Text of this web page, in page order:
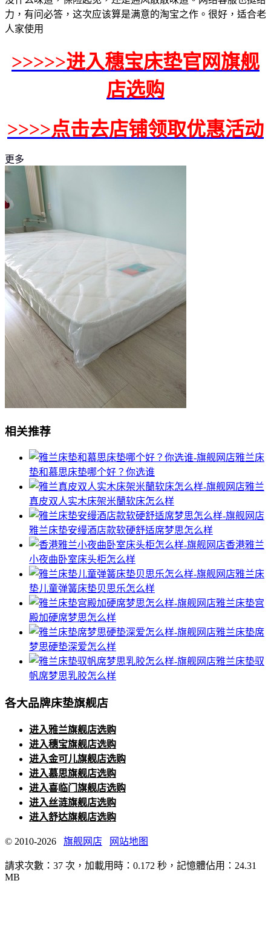
力，有问必答，这次应该算是满意的淘宝之作。很好，适合老
人家使用
>>>>>进入穗宝床垫官网旗舰
店选购
>>>>点击去店铺领取优惠活动
更多
相关推荐
雅兰床
垫和慕思床垫哪个好？你选谁
雅兰
真皮双人实木床架米蘭软床怎么样
雅兰床垫安缦酒店款软硬舒适席梦思怎么样
香港雅兰
小夜曲卧室床头柜怎么样
雅兰床
垫儿童弹簧床垫贝思乐怎么样
雅兰床垫宫
殿加硬席梦思怎么样
雅兰床垫席
梦思硬垫深爱怎么样
雅兰床垫驭
帆席梦思乳胶怎么样
各大品牌床垫旗舰店
进入雅兰旗舰店选购
进入穗宝旗舰店选购
进入金可儿旗舰店选购
进入慕思旗舰店选购
进入喜临门旗舰店选购
进入丝涟旗舰店选购
进入舒达旗舰店选购
© 2010-2026 旗舰网店 网站地图
請求次數：37 次，加載用時：0.172 秒，記憶體佔用：24.31
MB